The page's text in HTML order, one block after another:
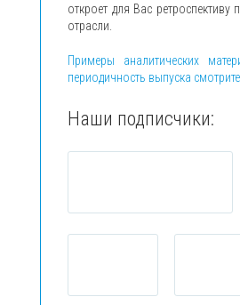
откроет для Вас ретроспективу
отрасли.
Примеры аналитических
периодичность выпуска
Наши подписчики: